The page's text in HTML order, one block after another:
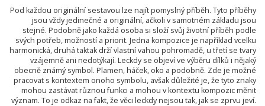
Pod každou originální sestavou lze najít pomyslný příběh. Tyto příběhy
jsou vždy jedinečné a originální, ačkoli v samotném základu jsou
stejné. Podobně jako každá osoba si složí svůj životní příběh podle
svých potřeb, možností a priorit. Jedna kompozice je například vcelku
harmonická, druhá taktak drží vlastní vahou pohromadě, u třetí se tvary
vzájemně ani nedotýkají. Leckdy se objeví ve výběru dílků i nějaký
obecně známý symbol. Plamen, háček, oko a podobně. Zde je možné
pracovat s kontextem onoho symbolu, avšak důležité je, že tyto znaky
mohou zastávat různou funkci a mohou v kontextu kompozic měnit
význam. To je odkaz na fakt, že věci leckdy nejsou tak, jak se zprvu jeví.